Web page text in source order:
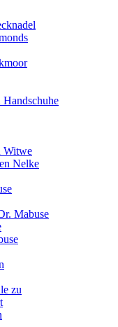
Handschuhe
Witwe
Nelke
Mabuse
zu